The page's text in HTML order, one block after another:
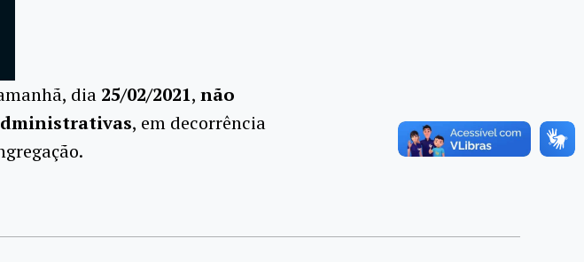
dia 25/02/2021, não
, em decorrência